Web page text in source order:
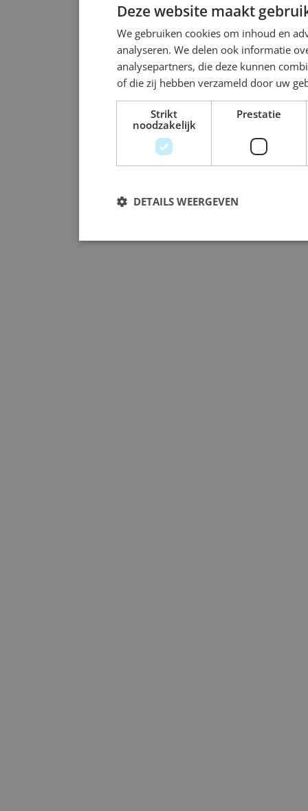
Deze website maakt
We gebruiken cookies om inhoud en
analyseren. We delen ook informatie
analysepartners, die deze kunnen
of die zij hebben verzameld door uw
Strikt
noodzakelijk
Prestatie
DETAILS WEERGEVEN